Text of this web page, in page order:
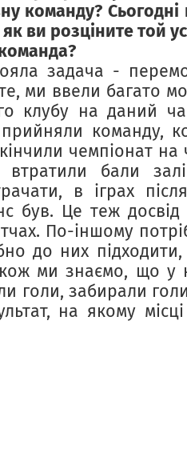
команду? Сьогодні
ви розціните той
задача -
ми ввели багато
клубу на даний
команду,
чемпіонат
бали
в іграх
був. Це теж
По-іншому
до них
ми знаємо, що у
голи, забирали
на якому